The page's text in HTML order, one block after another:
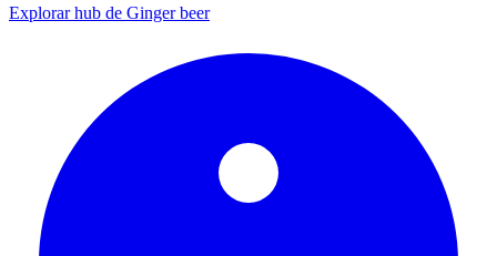
Explorar hub de Ginger beer